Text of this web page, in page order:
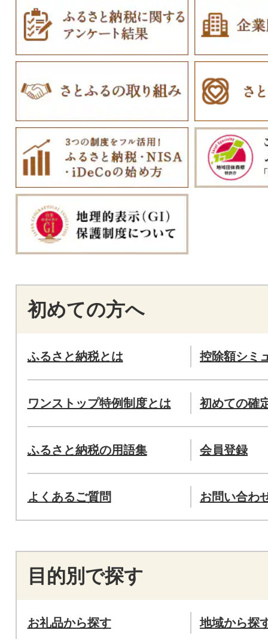
初めての方へ
ふるさと納税とは 控除額シミ
ワンストップ特例制度とは 初めての確
ふるさと納税の用語集 会員登録
よくあるご質問 お問い合わ
目的別で探す
お礼品から探す 地域から探